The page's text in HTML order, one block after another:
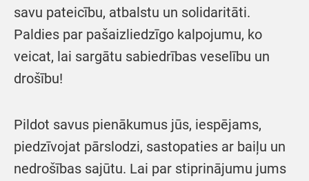
savu pateicību, atbalstu un solidaritāti.
Paldies par pašaizliedzīgo kalpojumu, ko
veicat, lai sargātu sabiedrības veselību un
drošību!
Pildot savus pienākumus jūs, iespējams,
piedzīvojat pārslodzi, sastopaties ar baiļu un
nedrošības sajūtu. Lai par stiprinājumu jums